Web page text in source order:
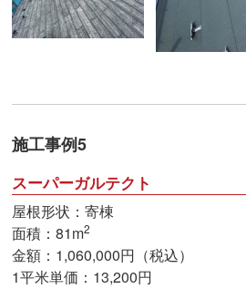
施工事例5
スーパーガルテクト
屋根形状：寄棟
面積：81m2
金額：1,060,000円（税込）
1平米単価：13,200円